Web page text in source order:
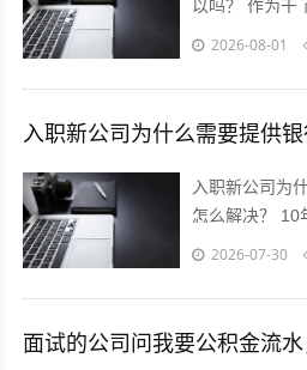
以吗？ 作为干
干货，不绕弯
2026-08-01
入职新公司为
怎么解决？ 10
水真不是公司
2026-07-30
面试的公司问我要公积金流